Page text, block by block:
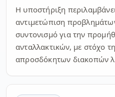
Η υποστήριξη
αντιμετώπιση
συντονισμό για την
ανταλλακτικών, με στόχο
απροσδόκητων διακοπών